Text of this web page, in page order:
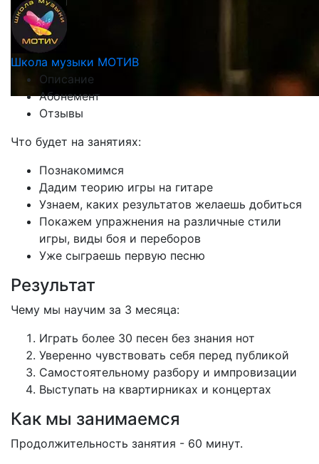
Школа музыки МОТИВ
Описание
Абонемент
Отзывы
Что будет на занятиях:
Познакомимся
Дадим теорию игры на гитаре
Узнаем, каких результатов желаешь добиться
Покажем упражнения на различные стили
игры, виды боя и переборов
Уже сыграешь первую песню
Результат
Чему мы научим за 3 месяца:
Играть более 30 песен без знания нот
Уверенно чувствовать себя перед публикой
Самостоятельному разбору и импровизации
Выступать на квартирниках и концертах
Как мы занимаемся
Продолжительность занятия - 60 минут.